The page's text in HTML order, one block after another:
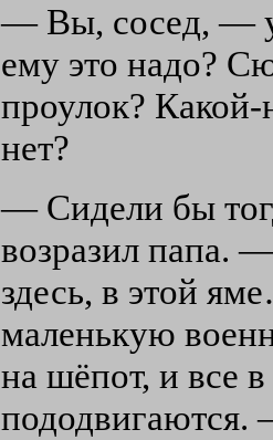
— Вы, сосед, —
ему это надо?
проулок? Какой-
нет?
— Сидели бы
возразил папа.
здесь, в этой
маленькую
на шёпот, и все